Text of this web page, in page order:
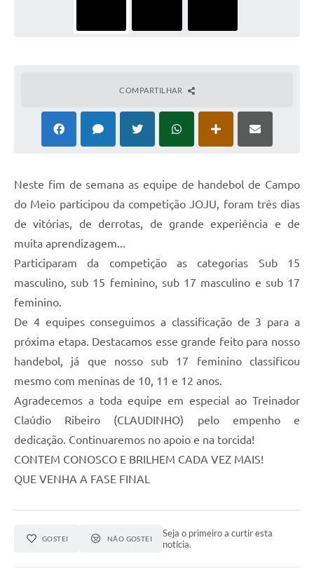
COMPARTILHAR
Neste fim de semana as equipe de handebol de Campo
do Meio participou da competição JOJU, foram três dias
de vitórias, de derrotas, de grande experiência e de
muita aprendizagem...
Participaram da competição as categorias Sub 15
masculino, sub 15 feminino, sub 17 masculino e sub 17
feminino.
De 4 equipes conseguimos a classificação de 3 para a
próxima etapa. Destacamos esse grande feito para nosso
handebol, já que nosso sub 17 feminino classificou
mesmo com meninas de 10, 11 e 12 anos.
Agradecemos a toda equipe em especial ao Treinador
Claúdio Ribeiro (CLAUDINHO) pelo empenho e
dedicação. Continuaremos no apoio e na torcida!
CONTEM CONOSCO E BRILHEM CADA VEZ MAIS!
QUE VENHA A FASE FINAL
GOSTEI NÃO GOSTEI
Seja o primeiro a curtir esta
notícia.